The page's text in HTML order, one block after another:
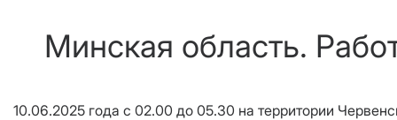
Минская область.
10.06.2025 года с 02.00 до 05.30 на территории